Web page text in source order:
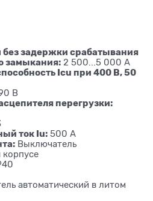
без задержки срабатывания
замыкания: 2 500...5 000 А
Icu при 400 В, 50
В
перегрузки:
ток Iu: 500 А
Выключатель
корпусе
автоматический в литом